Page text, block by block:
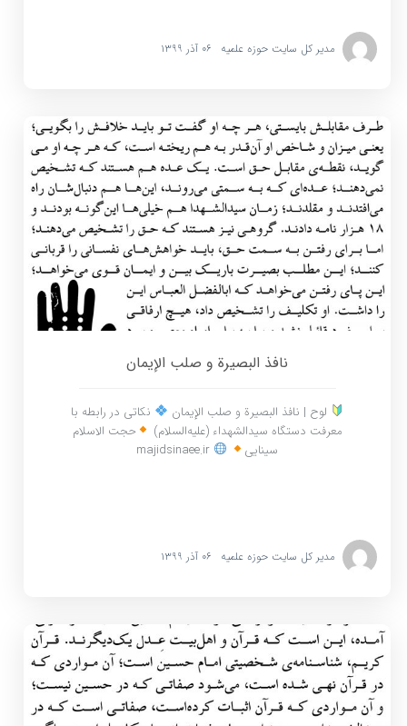
مدیر کل سایت حوزه علمیه ۰۶ آذر ۱۳۹۹
نافذ البصیرة و صلب الإیمان
لوح | نافذ البصیرة و صلب الإیمان
نکاتی در رابطه با
معرفت دستگاه سیدالشهداء (علیه‌السلام)
حجت الاسلام
سینایی
مدیر کل سایت حوزه علمیه ۰۶ آذر ۱۳۹۹